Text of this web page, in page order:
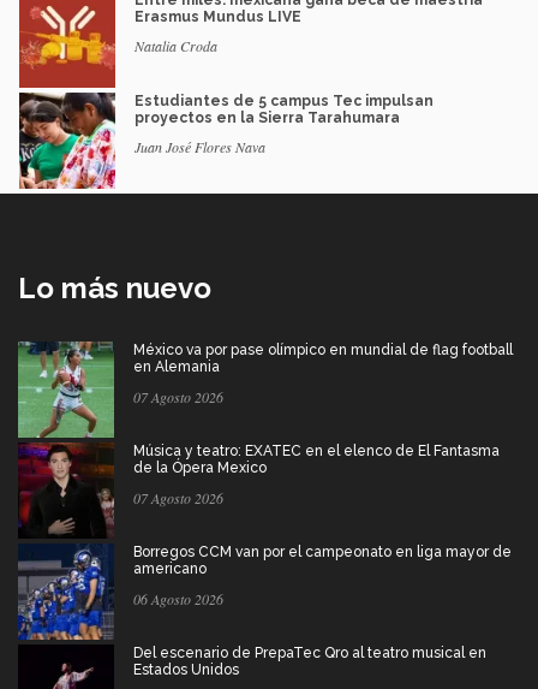
Erasmus Mundus LIVE
Natalia Croda
Estudiantes de 5 campus Tec impulsan
proyectos en la Sierra Tarahumara
Juan José Flores Nava
Lo más nuevo
México va por pase olímpico en mundial de flag football
en Alemania
07 Agosto 2026
Música y teatro: EXATEC en el elenco de El Fantasma
de la Ópera Mexico
07 Agosto 2026
Borregos CCM van por el campeonato en liga mayor de
americano
06 Agosto 2026
Del escenario de PrepaTec Qro al teatro musical en
Estados Unidos